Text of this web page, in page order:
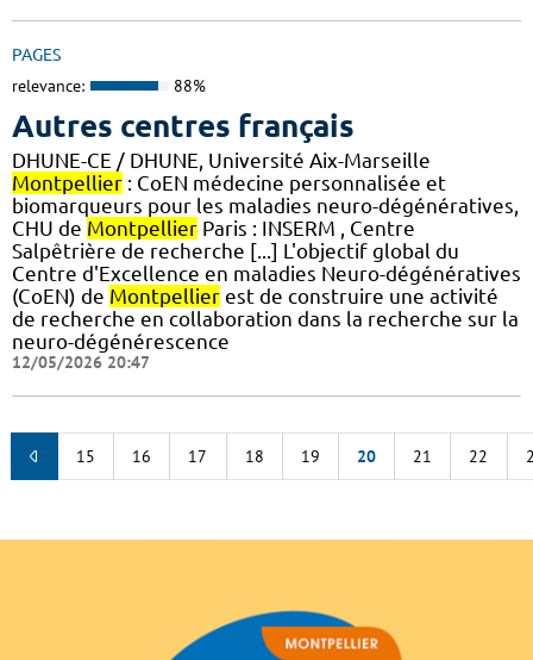
PAGES
relevance: 88%
Autres centres français
DHUNE-CE / DHUNE, Université Aix-Marseille
Montpellier : CoEN médecine personnalisée et
biomarqueurs pour les maladies neuro-dégénératives,
CHU de Montpellier Paris : INSERM , Centre
Salpêtrière de recherche [...] L'objectif global du
Centre d'Excellence en maladies Neuro-dégénératives
(CoEN) de Montpellier est de construire une activité
de recherche en collaboration dans la recherche sur la
neuro-dégénérescence
12/05/2026 20:47
15 16 17 18 19 20 21 22